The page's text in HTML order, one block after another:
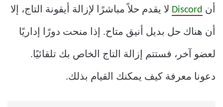
أن Discord لا يقدم حلاً مباشرًا لإزالة أيقونة التاج، إلا
أن هناك حل بديل أنيق متاح. إذا منحت دورًا إداريًا
لعضو آخر، فستتم إزالة التاج الخاص بك تلقائيًا.
دعونا معرفة كيف يمكنك القيام بذلك.